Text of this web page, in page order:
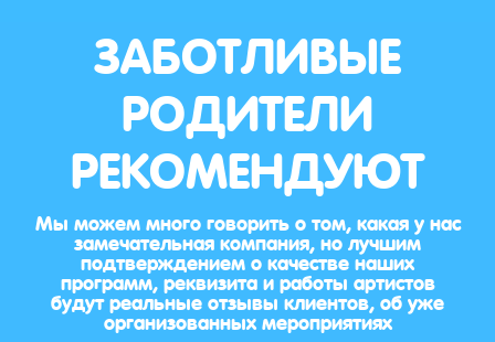
ЗАБОТЛИВЫЕ
РОДИТЕЛИ
РЕКОМЕНДУЮТ
Мы можем много говорить о том, какая у нас
замечательная компания, но лучшим
подтверждением о качестве наших
программ, реквизита и работы артистов
будут реальные отзывы клиентов, об уже
организованных мероприятиях